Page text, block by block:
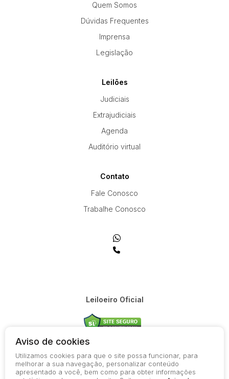
Quem Somos
Dúvidas Frequentes
Imprensa
Legislação
Leilões
Judiciais
Extrajudiciais
Agenda
Auditório virtual
Contato
Fale Conosco
Trabalhe Conosco
Leiloeiro Oficial
© 2026-present - Todos os direitos reservados
Política de Privacidade
Aviso de cookies
Utilizamos cookies para que o site possa funcionar, para
melhorar a sua navegação, personalizar conteúdo
apresentado a você, bem como para obter informações